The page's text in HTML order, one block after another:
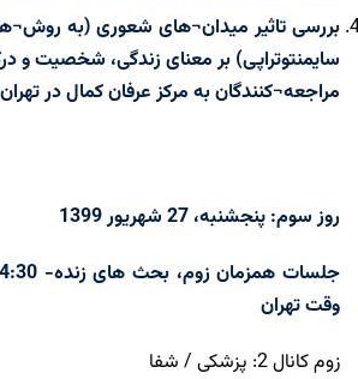
بررسی تاثیر میدان¬های شعوری (به
سایمنتوتراپی) بر معنای زندگی، شخصیت و
مراجعه¬کنندگان به مرکز عرفان کمال در
روز سوم: پنجشنبه، 27 شهریور 1399
وقت تهران
زوم کانال 2: پزشکی / شفا